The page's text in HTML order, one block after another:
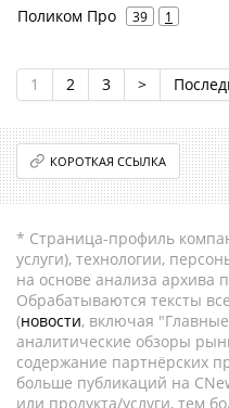
Поликом Про 39 1
1 2 3 >
КОРОТКАЯ ССЫЛКА
* Страница-профиль
услуги), технологии,
на основе анализа архива
Обрабатываются тексты
(новости, включая
аналитические обзоры
содержание партнёрских
больше публикаций на
или продукта/услуги, тем